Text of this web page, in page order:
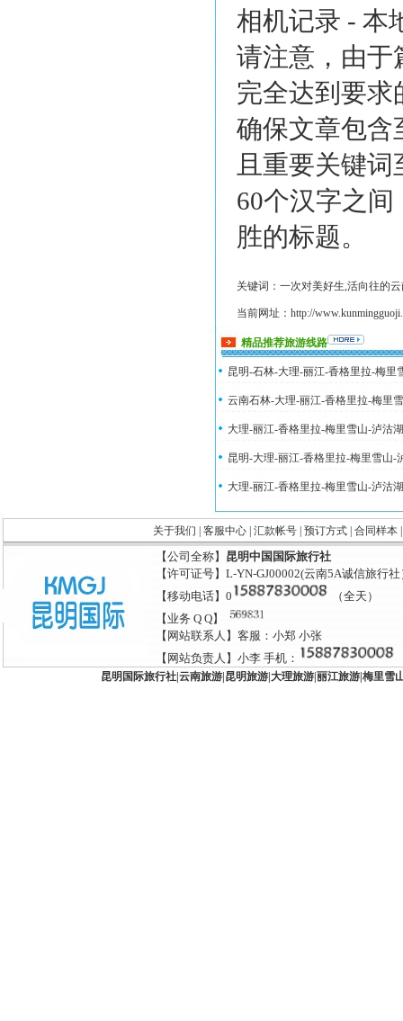
相机记录 - 本
请注意，由于
完全达到要
确保文章包含
且重要关键
60个汉字之
胜的标题。
关键词：一次对美好生,活向往的
当前网址：http://
精品推荐旅游线路
昆明-石林-大理-丽江-香格里拉-梅里
云南石林-大理-丽江-香格里拉-梅里
大理-丽江-香格里拉-梅里雪山-泸沽
昆明-大理-丽江-香格里拉-梅里雪山-
大理-丽江-香格里拉-梅里雪山-泸沽
关于我们 客服中心| 汇款帐号| 预订方式| 合同样本
【公司全称】 昆明中国国际旅行社
【许可证号】L-YN-GJ00002(云南5A诚信旅行社
【移动电话】0
（全天）
【业务 Q Q】
【网站联系人】客服：小郑 小张
【网站负责人】小李 手机：
昆明国际旅行社| 云南旅游| 昆明旅游| 大理旅游| 丽江旅游| 梅里雪